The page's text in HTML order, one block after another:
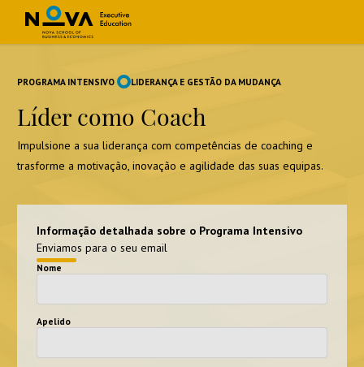
PROGRAMA INTENSIVO LIDERANÇA E GESTÃO DA MUDANÇA
Líder como Coach
Impulsione a sua liderança com competências de coaching e
trasforme a motivação, inovação e agilidade das suas equipas.
Informação detalhada sobre o Programa Intensivo
Enviamos para o seu email
Nome
Apelido